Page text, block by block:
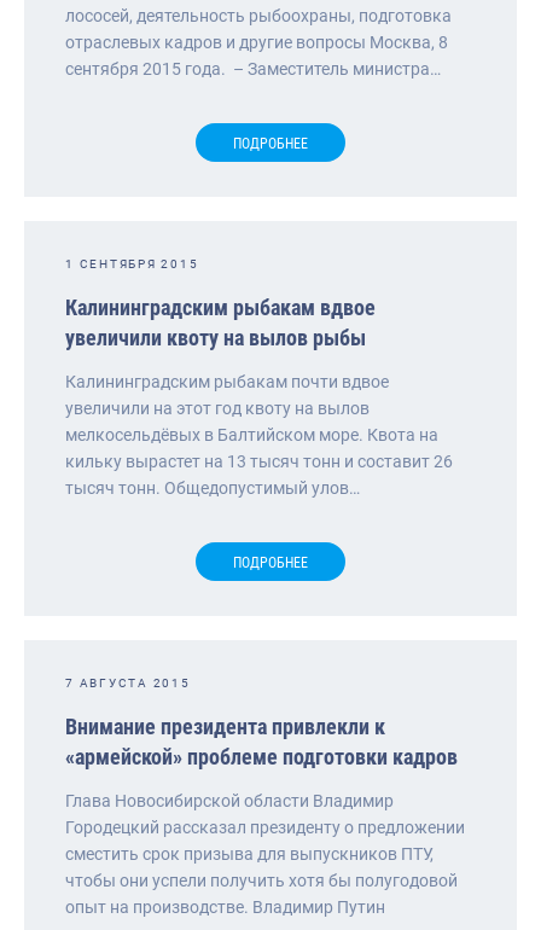
лососей, деятельность рыбоохраны, подготовка
отраслевых кадров и другие вопросы Москва, 8
сентября 2015 года. – Заместитель министра…
ПОДРОБНЕЕ
1 СЕНТЯБРЯ 2015
Калининградским рыбакам вдвое
увеличили квоту на вылов рыбы
Калининградским рыбакам почти вдвое
увеличили на этот год квоту на вылов
мелкосельдёвых в Балтийском море. Квота на
кильку вырастет на 13 тысяч тонн и составит 26
тысяч тонн. Общедопустимый улов…
ПОДРОБНЕЕ
7 АВГУСТА 2015
Внимание президента привлекли к
«армейской» проблеме подготовки кадров
Глава Новосибирской области Владимир
Городецкий рассказал президенту о предложении
сместить срок призыва для выпускников ПТУ,
чтобы они успели получить хотя бы полугодовой
опыт на производстве. Владимир Путин